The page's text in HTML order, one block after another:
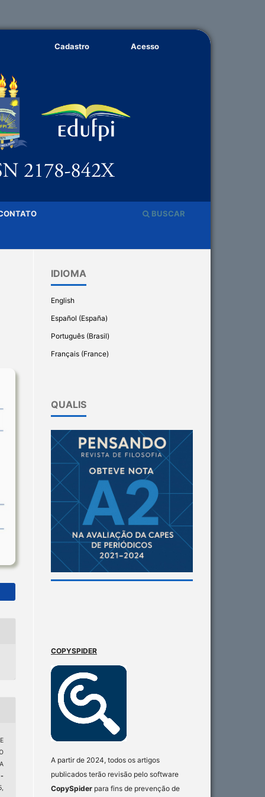
BUSCAR
Cadastro Acesso
-
IDIOMA
English
Español (España)
Português (Brasil)
Français (France)
QUALIS
COPYSPIDER
A partir de 2024, todos os artigos
publicados terão revisão pelo software
CopySpider para fins de prevenção de